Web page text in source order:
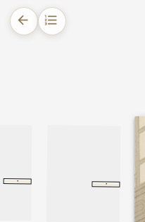
arrow_back format_list_numbered
问
· 卷三
韩诗外传
·